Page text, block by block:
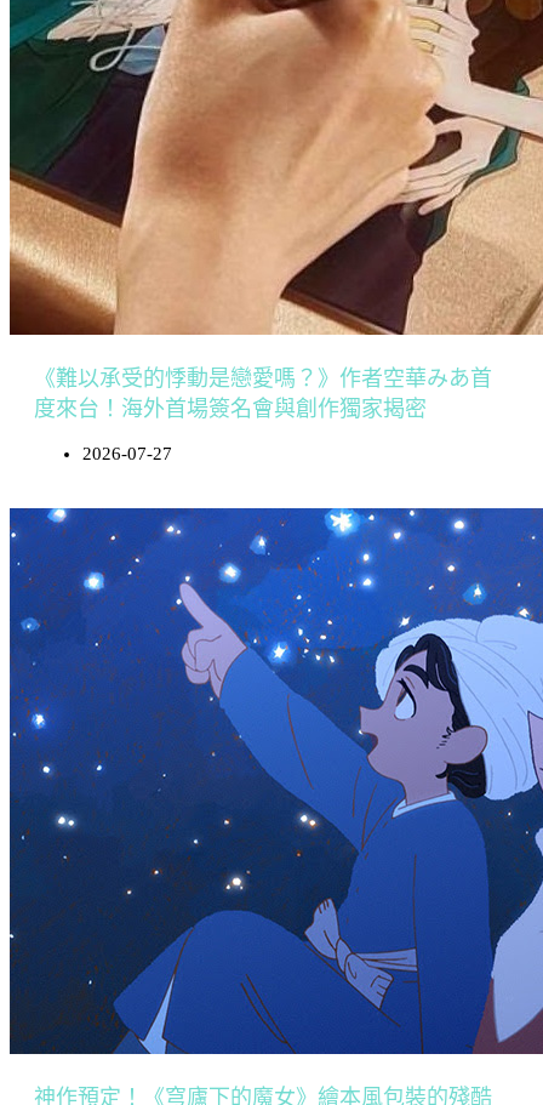
《難以承受的悸動是戀愛嗎？》作者空華みあ首
度來台！海外首場簽名會與創作獨家揭密
2026-07-27
神作預定！《穹廬下的魔女》繪本風包裝的殘酷